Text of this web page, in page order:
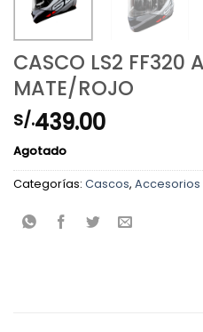
CASCO LS2 FF320
MATE/ROJO
S/.439.00
Agotado
Categorías: Cascos, Accesorios